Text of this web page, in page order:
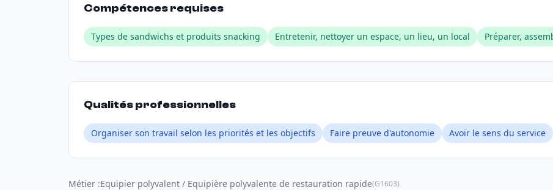
Compétences requises
Types de sandwichs et produits snacking Entretenir, nettoyer un espace, un lieu, un local Préparer,
Qualités professionnelles
Organiser son travail selon les priorités et les objectifs Faire preuve d'autonomie Avoir le sens du service
Métier :Equipier polyvalent / Equipière polyvalente de restauration rapide(G1603)